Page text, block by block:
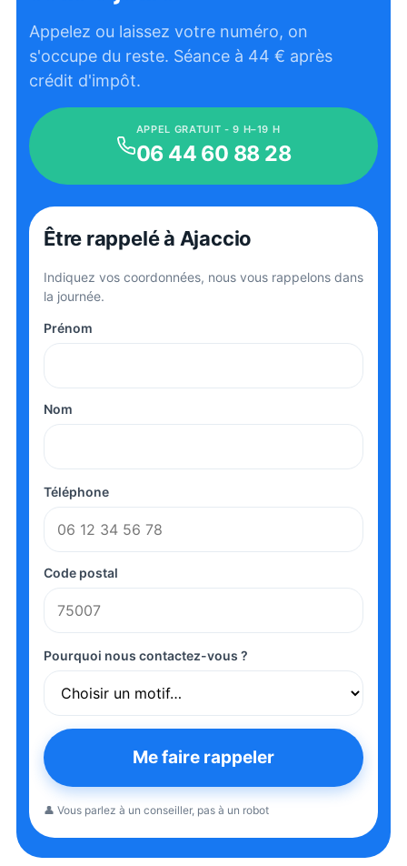
Appelez ou laissez votre numéro, on
s'occupe du reste. Séance à 44 € après
crédit d'impôt.
APPEL GRATUIT - 9 H–19 H
06 44 60 88 28
Être rappeléà Ajaccio
Indiquez vos coordonnées, nous vous rappelons dans
la journée.
Prénom
Nom
Téléphone
Code postal
Pourquoi nous contactez-vous ?
Me faire rappeler
👤 Vous parlez à un conseiller, pas à un robot